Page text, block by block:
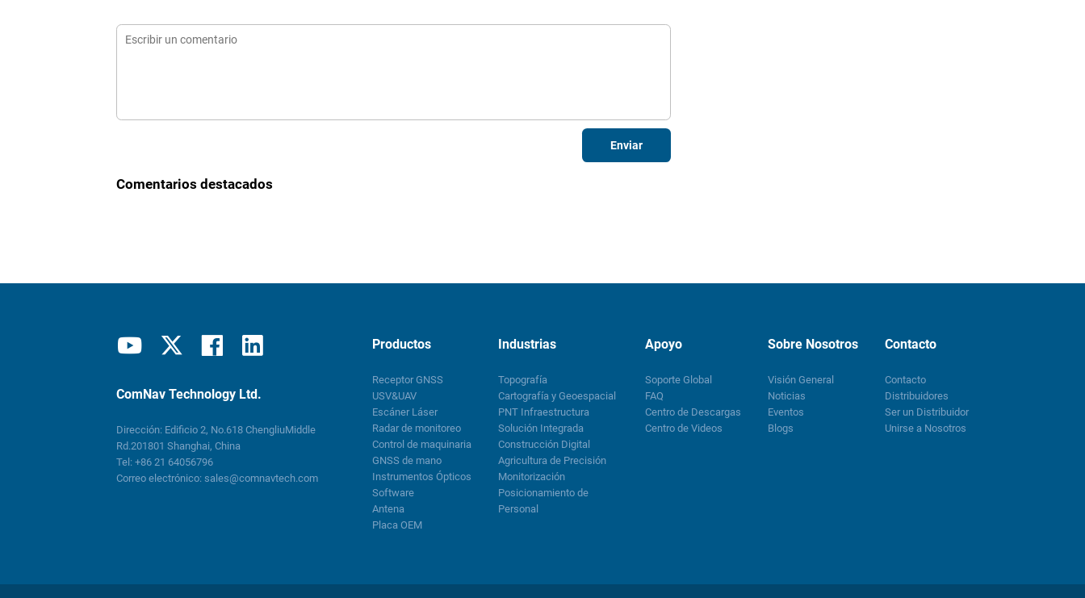
Enviar
Comentarios destacados
ComNav Technology Ltd.
Dirección: Edificio 2, No.618 ChengliuMiddle
Rd.201801 Shanghai, China
Tel: +86 21 64056796
Correo electrónico: sales@comnavtech.com
Productos
Receptor GNSS
USV&UAV
Escáner Láser
Radar de monitoreo
Control de maquinaria
GNSS de mano
Instrumentos Ópticos
Software
Antena
Placa OEM
Industrias
Topografía
Cartografía y Geoespacial
PNT Infraestructura
Solución Integrada
Construcción Digital
Agricultura de Precisión
Monitorización
Posicionamiento de
Personal
Apoyo
Soporte Global
FAQ
Centro de Descargas
Centro de Videos
Sobre Nosotros
Visión General
Noticias
Eventos
Blogs
Contacto
Contacto
Distribuidores
Ser un Distribuidor
Unirse a Nosotros